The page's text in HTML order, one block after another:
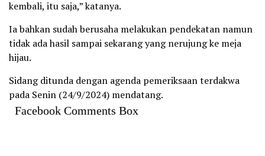
kembali, itu saja,” katanya.
Ia bahkan sudah berusaha melakukan pendekatan namun
tidak ada hasil sampai sekarang yang nerujung ke meja
hijau.
Sidang ditunda dengan agenda pemeriksaan terdakwa
pada Senin (24/9/2024) mendatang.
Facebook Comments Box